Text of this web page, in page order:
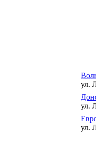
ул.
ул.
ул.